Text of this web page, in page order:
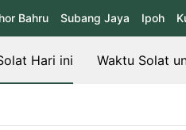
Bahru Subang Jaya Ipoh
Hari ini Waktu Solat